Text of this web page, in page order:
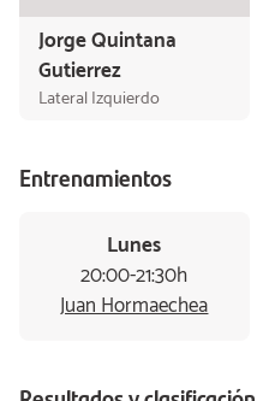
Jorge Quintana
Gutierrez
Lateral Izquierdo
Entrenamientos
Lunes
20:00-21:30h
Juan Hormaechea